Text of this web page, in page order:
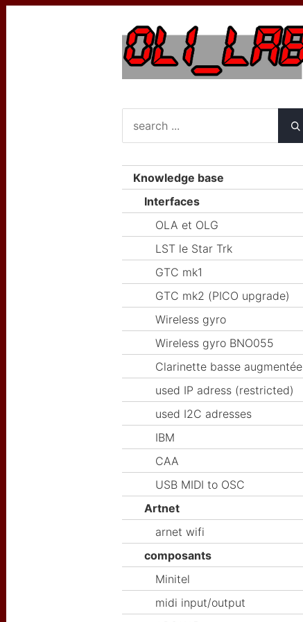
Knowledge base
Interfaces
OLA et OLG
LST le Star Trk
GTC mk1
GTC mk2 (PICO upgrade)
Wireless gyro
Wireless gyro BNO055
Clarinette basse augmentée
used IP adress (restricted)
used I2C adresses
IBM
CAA
USB MIDI to OSC
Artnet
arnet wifi
composants
Minitel
midi input/output